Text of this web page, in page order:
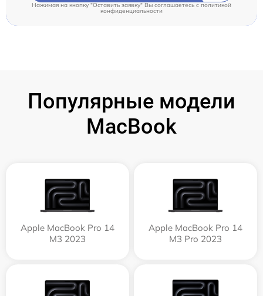
Нажимая на кнопку "Оставить заявку" Вы соглашаетесь cполитикой
конфиденциальности
Популярные модели
MacBook
Apple MacBook Pro 14
M3 2023
Apple MacBook Pro 14
M3 Pro 2023